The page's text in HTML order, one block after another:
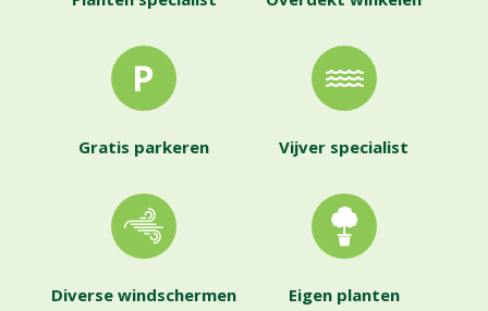
Gratis parkeren Vijver specialist
Diverse windschermen Eigen planten